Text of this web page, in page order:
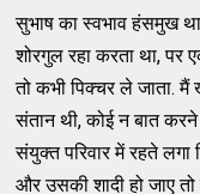
सुभाष का स्वभाव हंसमुख
शोरगुल रहा करता था,
तो कभी पिक्चर ले जाता.
संतान थी, कोई न बात
संयुक्त परिवार में रहते लगा
और उसकी शादी हो जाए